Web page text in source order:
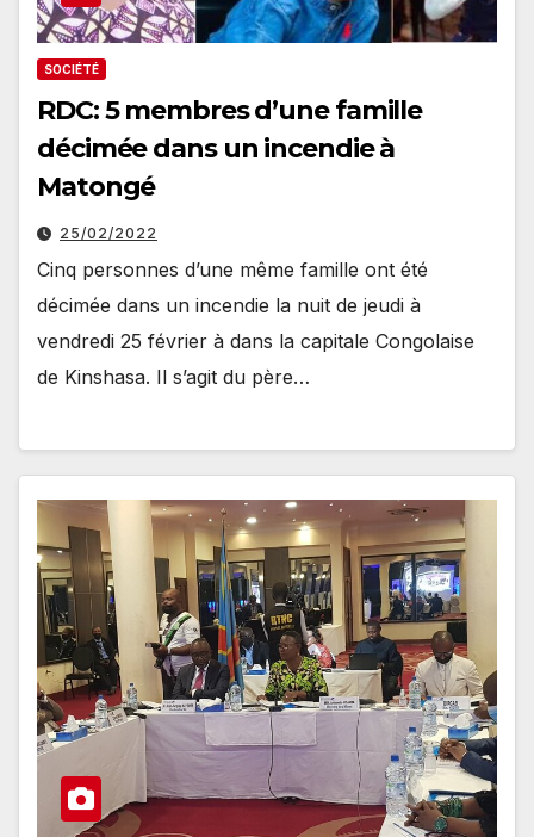
SOCIÉTÉ
RDC: 5 membres d’une famille
décimée dans un incendie à
Matongé
25/02/2022
Cinq personnes d’une même famille ont été
décimée dans un incendie la nuit de jeudi à
vendredi 25 février à dans la capitale Congolaise
de Kinshasa. Il s’agit du père…